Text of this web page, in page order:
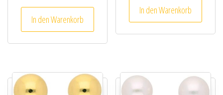
In den Warenkorb
In den Warenkorb